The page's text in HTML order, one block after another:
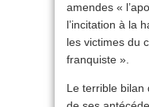
amendes «
l’incitation à la
les victimes du
franquiste ».
Le terrible bilan